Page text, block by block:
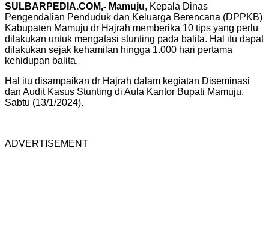
SULBARPEDIA.COM,- Mamuju, Kepala Dinas
Pengendalian Penduduk dan Keluarga Berencana (DPPKB)
Kabupaten Mamuju dr Hajrah memberika 10 tips yang perlu
dilakukan untuk mengatasi stunting pada balita. Hal itu dapat
dilakukan sejak kehamilan hingga 1.000 hari pertama
kehidupan balita.
Hal itu disampaikan dr Hajrah dalam kegiatan Diseminasi
dan Audit Kasus Stunting di Aula Kantor Bupati Mamuju,
Sabtu (13/1/2024).
ADVERTISEMENT